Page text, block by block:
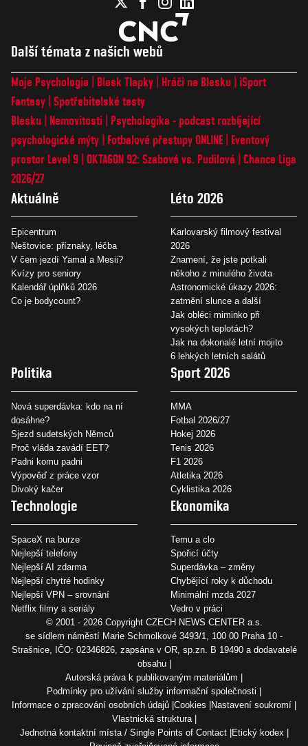
Další témata z našich webů
Moje Psychologie Blesk Tlapky Hráči na Blesku
iSport
Fantasy Spotřebitelské testy
Blesku
Nemovitosti
Psychologika - podcast rozbíjející
psychologické mýty
Fotbalové přestupy ONLINE
Eventový
prostor Level 9 OKTAGON 92: Szabová vs. Pudilová
Chance Liga
2026/27
Aktuálně
Epicentrum
Neštovice: příznaky, léčba
V čem jezdí Yamal a Mesii?
Kvízy pro seniory
Kalendář úplňků 2026
Co je bodycount?
Léto 2026
Karlovarský filmový festival
2026
Znamení, že jste potkali
někoho z minulého života
Astronomické úkazy 2026:
zatmění slunce a další
Jak obléci miminko při
vysokých teplotách?
Jak na dokonalé letní mojito
6 lehkých letních salátů
Politika
Nová superdávka: kdo na ní
dosáhne?
Sjezd sudetských Němců
Proč vláda zavádí EET?
Padni komu padni
Výpověď z práce vzor
Divoký kačer
Sport 2026
MMA
Fotbal 2026/27
Hokej 2026
Tenis 2026
F1 2026
Atletika 2026
Cyklistika 2026
Technologie
SpaceX na burze
Nejlepší telefony
Nejlepší AI zdarma
Nejlepší chytré hodinky
Nejlepší VPN – srovnání
Netflix filmy a seriály
Ekonomika
Temu a clo
Spořicí účty
Superdávka – změny
Chybějící roky k důchodu
Minimální mzda 2027
Vedro v práci
© 2001 - 2026 Copyright CZECH NEWS CENTER a.s.
se sídlem náměstí Marie Schmolkové 3493/1, 100 00 Praha 10 -
Strašnice, IČO: 02346826, zapsána v OR, sp.zn. B 19490 a dodavatelé
obsahu
Autorská práva k publikovaným materiálům
Podmínky pro užívání služby informační společnosti
Informace o zpracování osobních údajů Cookies Nastavení soukromí
Vlastnická struktura
Jednotná kontaktní místa / Single Points of Contact Etický kodex